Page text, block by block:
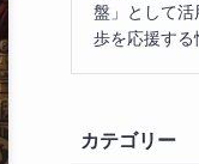
盤」として
歩を応援する
カテゴリー